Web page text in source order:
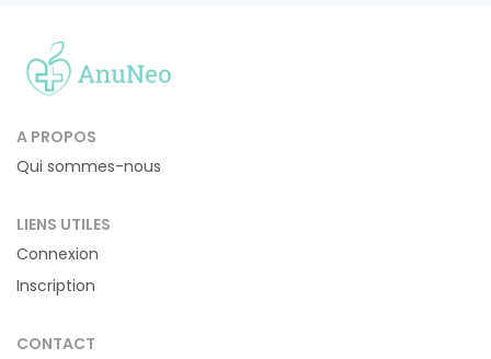
A PROPOS
Qui sommes-nous
LIENS UTILES
Connexion
Inscription
CONTACT